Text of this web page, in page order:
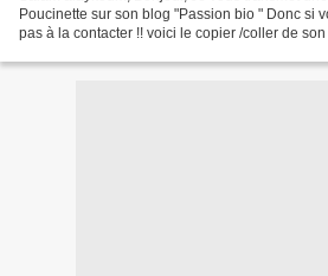
Poucinette sur son blog "Passion bio " Donc si
pas à la contacter !! voici le copier /coller de son